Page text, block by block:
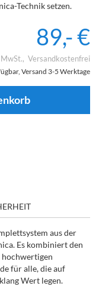
Technik setzen.
89,- €
Versandkostenfrei
Versand 3-5 Werktage
aus der
Es kombiniert den
hochwertigen
für alle, die auf
Wert legen.